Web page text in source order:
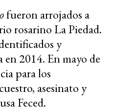
fueron arrojados a
rosarino La Piedad.
y
2014. En mayo de
para los
asesinato y
Feced.